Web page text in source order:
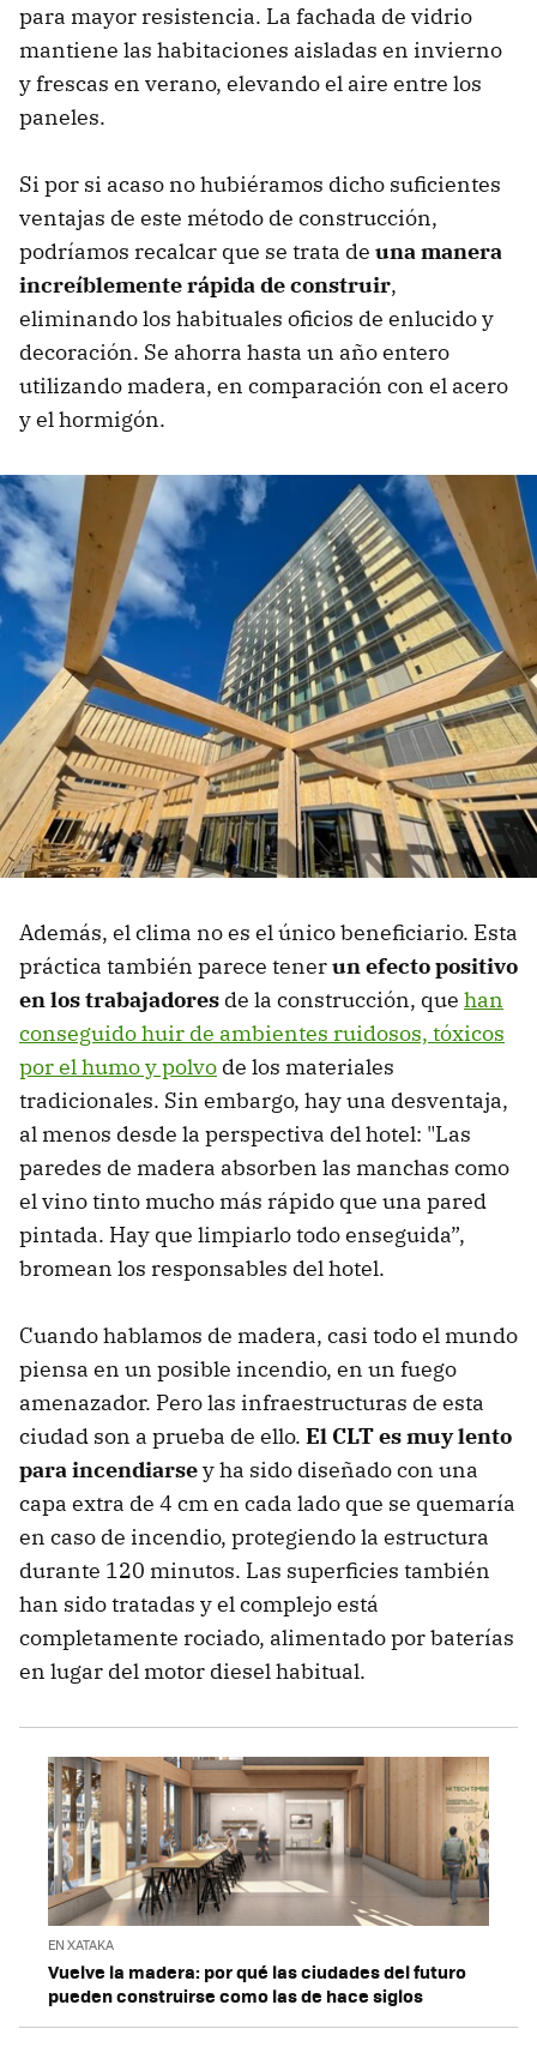
para mayor resistencia. La fachada de vidrio
mantiene las habitaciones aisladas en invierno
y frescas en verano, elevando el aire entre los
paneles.
Si por si acaso no hubiéramos dicho suficientes
ventajas de este método de construcción,
podríamos recalcar que se trata de una manera
increíblemente rápida de construir,
eliminando los habituales oficios de enlucido y
decoración. Se ahorra hasta un año entero
utilizando madera, en comparación con el acero
y el hormigón.
Además, el clima no es el único beneficiario. Esta
práctica también parece tenerun efecto positivo
en los trabajadores de la construcción, que han
conseguido huir de ambientes ruidosos, tóxicos
por el humo y polvo de los materiales
tradicionales. Sin embargo, hay una desventaja,
al menos desde la perspectiva del hotel: "Las
paredes de madera absorben las manchas como
el vino tinto mucho más rápido que una pared
pintada. Hay que limpiarlo todo enseguida”,
bromean los responsables del hotel.
Cuando hablamos de madera, casi todo el mundo
piensa en un posible incendio, en un fuego
amenazador. Pero las infraestructuras de esta
ciudad son a prueba de ello. El CLT es muy lento
para incendiarsey ha sido diseñado con una
capa extra de 4 cm en cada lado que se quemaría
en caso de incendio, protegiendo la estructura
durante 120 minutos. Las superficies también
han sido tratadas y el complejo está
completamente rociado, alimentado por baterías
en lugar del motor diesel habitual.
EN XATAKA
Vuelve la madera: por qué las ciudades del futuro
pueden construirse como las de hace siglos